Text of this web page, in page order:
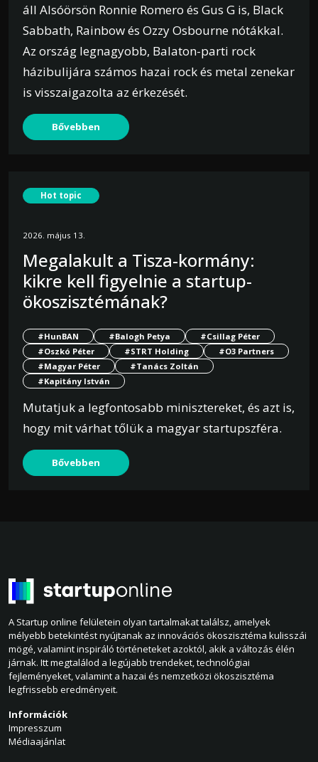
áll Alsóörsön Ronnie Romero és Gus G is, Black
Sabbath, Rainbow és Ozzy Osbourne nótákkal.
Az ország legnagyobb, Balaton-parti rock
házibulijára számos hazai rock és metal zenekar
is visszaigazolta az érkezését.
Bővebben
Hot topic
2026. május 13.
Megalakult a Tisza-kormány:
kikre kell figyelnie a startup-
ökoszisztémának?
#HunBAN #Balogh Petya
#Csillag Péter
#Oszkó Péter
#STRT Holding
#O3 Partners
#Magyar Péter
#Tanács Zoltán
#Kapitány István
Mutatjuk a legfontosabb minisztereket, és azt is,
hogy mit várhat tőlük a magyar startupszféra.
Bővebben
A Startup online felületein olyan tartalmakat találsz, amelyek
mélyebb betekintést nyújtanak az innovációs ökoszisztéma kulisszái
mögé, valamint inspiráló történeteket azoktól, akik a változás élén
járnak. Itt megtalálod a legújabb trendeket, technológiai
fejleményeket, valamint a hazai és nemzetközi ökoszisztéma
legfrissebb eredményeit.
Információk
Impresszum
Médiaajánlat